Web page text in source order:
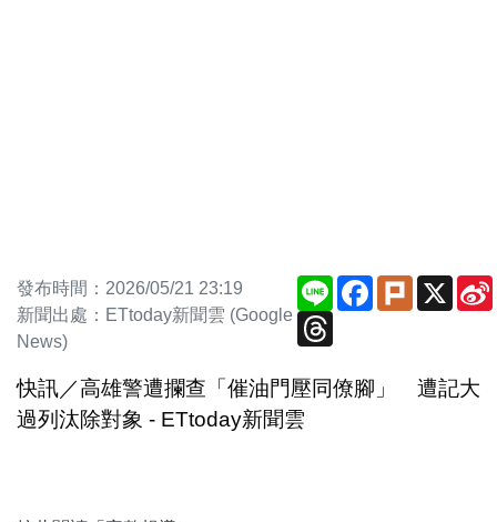
發布時間：2026/05/21 23:19
新聞出處：ETtoday新聞雲 (Google
News)
Line Facebook
Plurk X
快訊／高雄警遭攔查「催油門壓同僚腳」 遭記大
過列汰除對象 - ETtoday新聞雲